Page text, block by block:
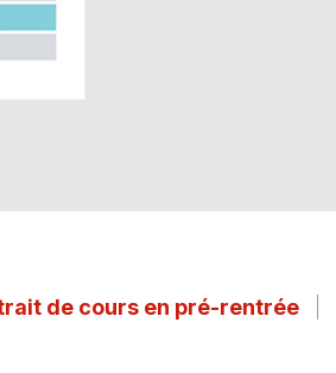
de cours en pré-rentrée